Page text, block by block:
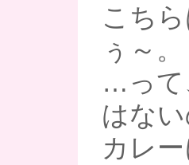
こち
ぅ～。
…って
はない
カレ